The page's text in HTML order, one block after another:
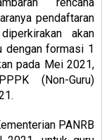
pendaftaran
akan
dengan formasi 1
pada Mei 2021,
(Non-Guru)
PANRB